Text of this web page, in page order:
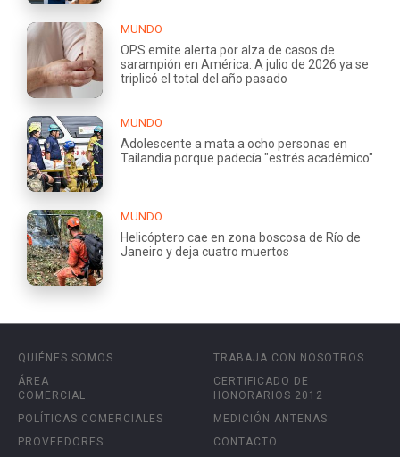
MUNDO
OPS emite alerta por alza de casos de
sarampión en América: A julio de 2026 ya se
triplicó el total del año pasado
MUNDO
Adolescente a mata a ocho personas en
Tailandia porque padecía "estrés académico"
MUNDO
Helicóptero cae en zona boscosa de Río de
Janeiro y deja cuatro muertos
QUIÉNES SOMOS
ÁREA
COMERCIAL
POLÍTICAS COMERCIALES
PROVEEDORES
TRABAJA CON NOSOTROS
CERTIFICADO DE
HONORARIOS 2012
MEDICIÓN ANTENAS
CONTACTO